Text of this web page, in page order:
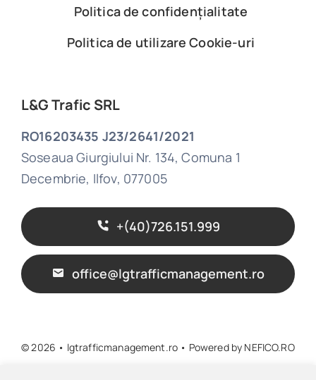
Politica de confidențialitate
Politica de utilizare Cookie-uri
L&G Trafic SRL
RO16203435 J23/2641/2021
Soseaua Giurgiului Nr. 134, Comuna 1
Decembrie, Ilfov, 077005
+(40)726.151.999
office@lgtrafficmanagement.ro
© 2026 • lgtrafficmanagement.ro • Powered by NEFICO.RO